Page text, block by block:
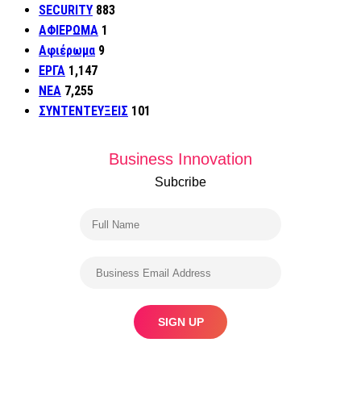
SECURITY 883
ΑΦΙΕΡΩΜΑ 1
Αφιέρωμα 9
ΕΡΓΑ 1,147
ΝΕΑ 7,255
ΣΥΝΤΕΝΤΕΥΞΕΙΣ 101
Business Innovation
Subcribe